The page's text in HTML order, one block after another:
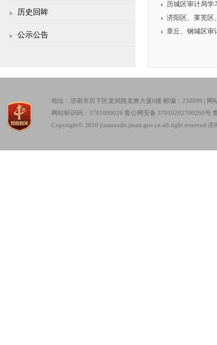
历史回眸
公示公告
历城区审计局学
济阳区、莱芜区
章丘、钢城区审
地址：济南市历下区龙洞路龙奥大厦8楼 邮编：250099 | 网
网站标识码：3701000026 鲁公网安备 37010202700260号
Copyright© 2010 jinanaudit.jinan.gov.cn all right reserved